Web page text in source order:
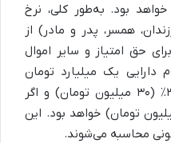
بود. به‌طور کلی، نرخ
همسر، پدر و مادر) از
برای سهام بورسی تا ۱۰٪ برای حق امتیاز و سایر اموال
دارایی یک میلیارد تومان
سپرده بانکی باشد، مالیات آن ۳٪ (۳۰ میلیون تومان) و اگر
مسکونی باشد، ۷.۵٪ (۷۵ میلیون تومان) خواهد بود. این
محاسبه می‌شوند.